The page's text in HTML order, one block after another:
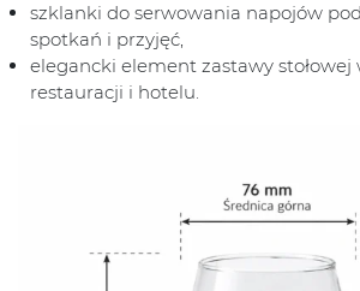
szklanki do serwowania napojów
spotkań i przyjęć,
elegancki element zastawy stołowej
restauracji i hotelu.